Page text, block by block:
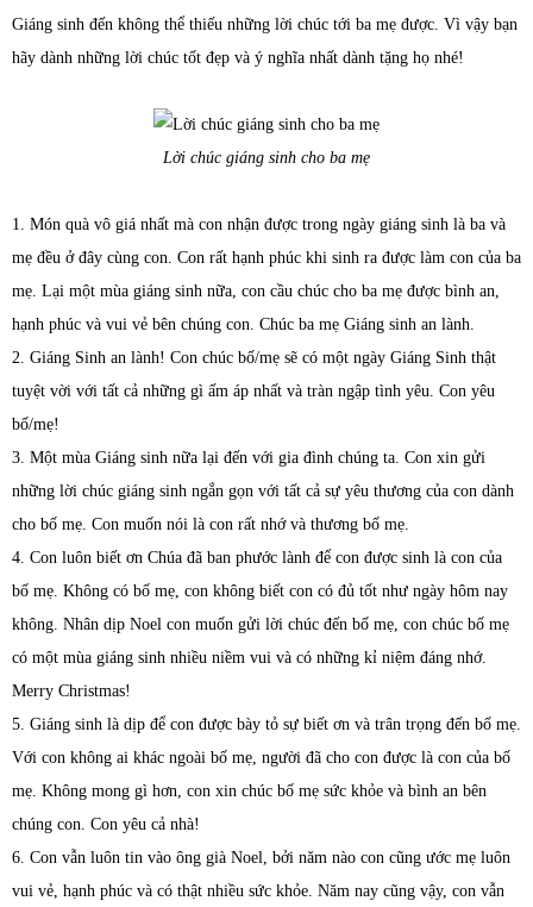
Giáng sinh đến không thể thiếu những lời chúc tới ba mẹ được. Vì vậy bạn
hãy dành những lời chúc tốt đẹp và ý nghĩa nhất dành tặng họ nhé!
Lời chúc giáng sinh cho ba mẹ
1. Món quà vô giá nhất mà con nhận được trong ngày giáng sinh là ba và
mẹ đều ở đây cùng con. Con rất hạnh phúc khi sinh ra được làm con của ba
mẹ. Lại một mùa giáng sinh nữa, con cầu chúc cho ba mẹ được bình an,
hạnh phúc và vui vẻ bên chúng con. Chúc ba mẹ Giáng sinh an lành.
2. Giáng Sinh an lành! Con chúc bố/mẹ sẽ có một ngày Giáng Sinh thật
tuyệt vời với tất cả những gì ấm áp nhất và tràn ngập tình yêu. Con yêu
bố/mẹ!
3. Một mùa Giáng sinh nữa lại đến với gia đình chúng ta. Con xin gửi
những lời chúc giáng sinh ngắn gọn với tất cả sự yêu thương của con dành
cho bố mẹ. Con muốn nói là con rất nhớ và thương bố mẹ.
4. Con luôn biết ơn Chúa đã ban phước lành để con được sinh là con của
bố mẹ. Không có bố mẹ, con không biết con có đủ tốt như ngày hôm nay
không. Nhân dịp Noel con muốn gửi lời chúc đến bố mẹ, con chúc bố mẹ
có một mùa giáng sinh nhiều niềm vui và có những kỉ niệm đáng nhớ.
Merry Christmas!
5. Giáng sinh là dịp để con được bày tỏ sự biết ơn và trân trọng đến bố mẹ.
Với con không ai khác ngoài bố mẹ, người đã cho con được là con của bố
mẹ. Không mong gì hơn, con xin chúc bố mẹ sức khỏe và bình an bên
chúng con. Con yêu cả nhà!
6. Con vẫn luôn tin vào ông già Noel, bởi năm nào con cũng ước mẹ luôn
vui vẻ, hạnh phúc và có thật nhiều sức khỏe. Năm nay cũng vậy, con vẫn